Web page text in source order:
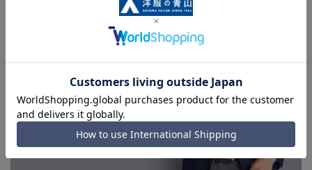
急ぎ発送のご注文につきましても、ご注文のタイミングによっ
てはお急ぎ発送サービスを選択できない場合がございます。)